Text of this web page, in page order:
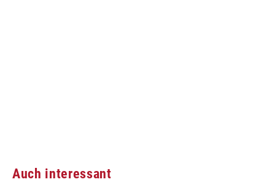
Auch interessant